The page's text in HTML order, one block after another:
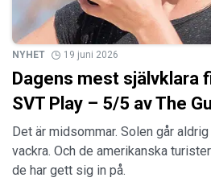
NYHET 19 juni 2026
Dagens mest självklara
SVT Play – 5/5 av The
Det är midsommar. Solen går
vackra. Och de amerikanska
de har gett sig in på.